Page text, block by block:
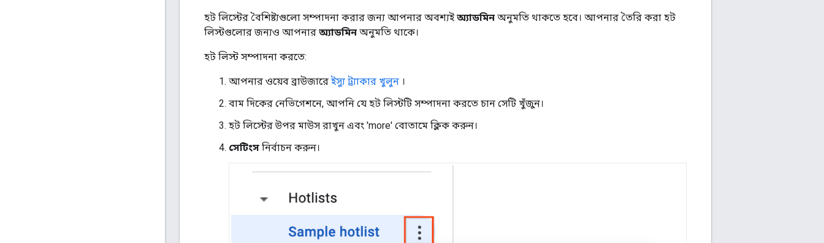
হট লিস্টের বৈশিষ্ট্যগুলো সম্পাদনা করার জন্য আপনার অবশ্যইঅ্যাডমিন অনুমতি থাকতে হবে। আপনার তৈরি করা হট
লিস্টগুলোর জন্যও আপনার অ্যাডমিন অনুমতি থাকে।
হট লিস্ট সম্পাদনা করতে:
আপনার ওয়েব ব্রাউজারেইস্যু ট্র্যাকার খুলুন ।
বাম দিকের নেভিগেশনে, আপনি যে হট লিস্টটি সম্পাদনা করতে চান সেটি খুঁজুন।
হট লিস্টের উপর মাউস রাখুন এবং 'more' বোতামে ক্লিক করুন।
সেটিংস নির্বাচন করুন।